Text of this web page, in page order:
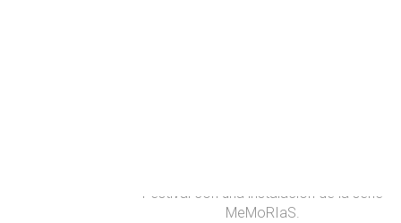
Festival con una instalación de la serie
MeMoRIaS.